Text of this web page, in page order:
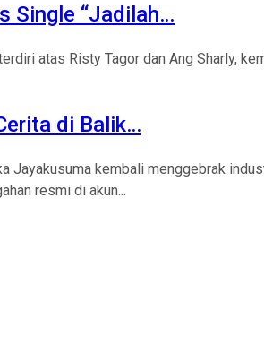
Single “Jadilah…
atas Risty Tagor dan Ang Sharly,
di Balik…
kembali menggebrak
resmi di akun...